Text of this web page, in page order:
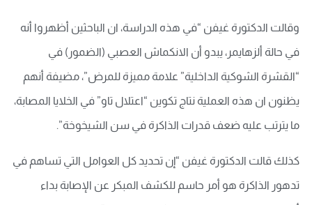
وقالت الدكتورة غيفن “في هذه الدراسة، ان الباحثين أظهروا أنه
في حالة ألزهايمر، يبدو أن الانكماش العصبي (الضمور) في
“القشرة الشوكية الداخلية” علامة مميزة للمرض”، مضيفة أنهم
يظنون ان هذه العملية نتاج تكوين “اعتلال تاو” في الخلايا المصابة،
ما يترتب عليه ضعف قدرات الذاكرة في سن الشيخوخة”.
كذلك قالت الدكتورة غيفن “إن تحديد كل العوامل التي تساهم في
تدهور الذاكرة هو أمر حاسم للكشف المبكر عن الإصابة بداء